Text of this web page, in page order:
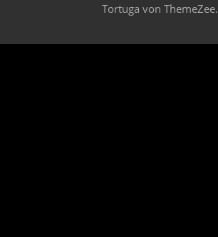
Tortuga von ThemeZee.